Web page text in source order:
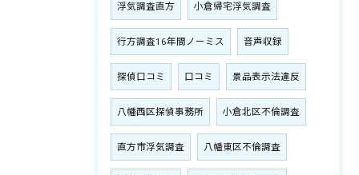
浮気調査直方 小倉帰宅浮気調査
行方調査16年間ノーミス 音声収録
探偵口コミ 口コミ 景品表示法違反
八幡西区探偵事務所 小倉北区不倫調査
直方市浮気調査 八幡東区不倫調査